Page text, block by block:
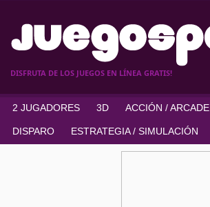
DISFRUTA DE LOS JUEGOS EN LÍNEA GRATIS!
2 JUGADORES 3D ACCIÓN / ARCADE
DISPARO ESTRATEGIA / SIMULACIÓN